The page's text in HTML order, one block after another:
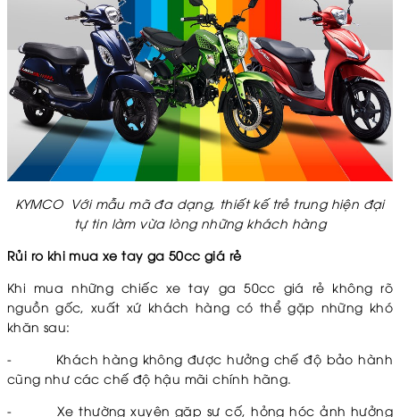
KYMCO Với mẫu mã đa dạng, thiết kế trẻ trung hiện đại
tự tin làm vừa lòng những khách hàng
Rủi ro khi mua xe tay ga 50cc giá rẻ
Khi mua những chiếc xe tay ga 50cc giá rẻ không rõ
nguồn gốc, xuất xứ khách hàng có thể gặp những khó
khăn sau:
-
Khách hàng không được hưởng chế độ bảo hành
cũng như các chế độ hậu mãi chính hãng.
-
Xe thường xuyên gặp sự cố, hỏng hóc ảnh hưởng